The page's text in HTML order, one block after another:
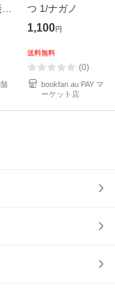
つ 1/ナガノ
1,100円
送料無料
(0)
bookfan au PAY マ
ーケット店